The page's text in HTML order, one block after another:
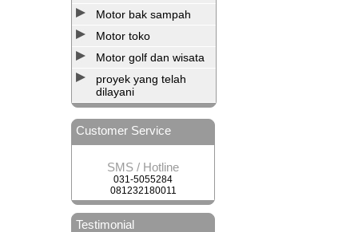
Motor bak sampah
Motor toko
Motor golf dan wisata
proyek yang telah
dilayani
Customer Service
SMS / Hotline
031-5055284
081232180011
Testimonial